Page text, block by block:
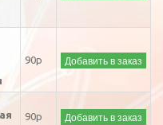
90р Добавить в заказ
90р Добавить в заказ